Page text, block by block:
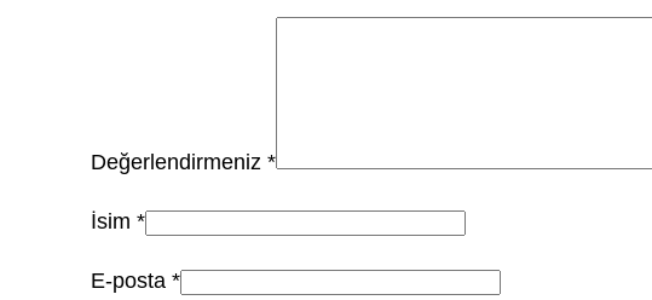
Değerlendirmeniz*
İsim*
E-posta*